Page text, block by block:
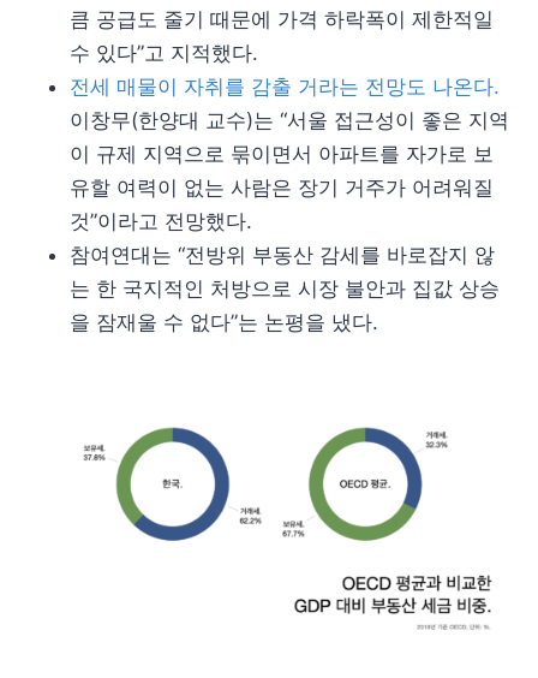
큼 공급도 줄기 때문에 가격 하락폭이 제한적일
수 있다”고 지적했다.
전세 매물이 자취를 감출 거라는 전망도 나온다.
이창무(한양대 교수)는 “서울 접근성이 좋은 지역
이 규제 지역으로 묶이면서 아파트를 자가로 보
유할 여력이 없는 사람은 장기 거주가 어려워질
것”이라고 전망했다.
참여연대는 “전방위 부동산 감세를 바로잡지 않
는 한 국지적인 처방으로 시장 불안과 집값 상승
을 잠재울 수 없다”는 논평을 냈다.